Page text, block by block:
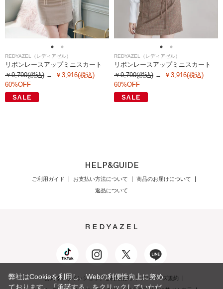
価格(高い順)
商品品番
REDYAZEL（レディアゼル）
リボンレースアップミニスカート
￥9,790(税込)
￥3,916(税込)
60%OFF
REDYAZEL（レディアゼル）
リボンレースアップミニスカート
￥9,790(税込)
￥3,916(税込)
60%OFF
HELP&GUIDE
ご利用ガイド お支払い方法について
商品のお届けについて
返品について
公式オンラインショップご利用規約
メンバーズ規約
弊社はCookieを利用し、Webの利便性向上に努め
ております。「承諾する」をクリックしていただ